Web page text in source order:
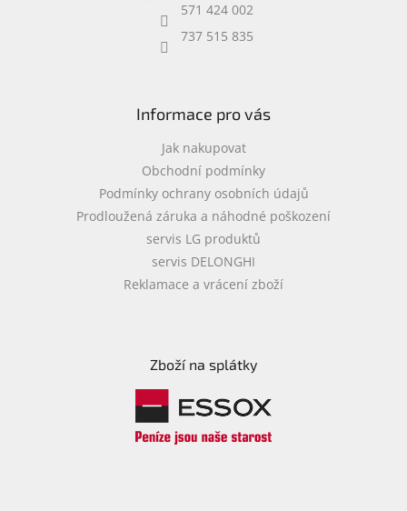
571 424 002
737 515 835
Informace pro vás
Jak nakupovat
Obchodní podmínky
Podmínky ochrany osobních údajů
Prodloužená záruka a náhodné poškození
servis LG produktů
servis DELONGHI
Reklamace a vrácení zboží
Zboží na splátky